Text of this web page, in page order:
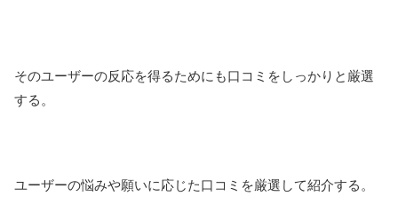
そのユーザーの反応を得るためにも口コミをしっかりと厳選
する。
ユーザーの悩みや願いに応じた口コミを厳選して紹介する。